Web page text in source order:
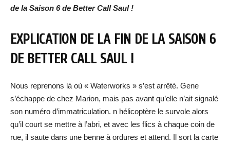
de la Saison 6 de Better Call Saul !
EXPLICATION DE LA FIN DE LA SAISON 6
DE BETTER CALL SAUL !
Nous reprenons là où « Waterworks » s’est arrêté. Gene
s’échappe de chez Marion, mais pas avant qu’elle n’ait signalé
son numéro d’immatriculation. n hélicoptère le survole alors
qu’il court se mettre à l’abri, et avec les flics à chaque coin de
rue, il saute dans une benne à ordures et attend. Il sort la carte